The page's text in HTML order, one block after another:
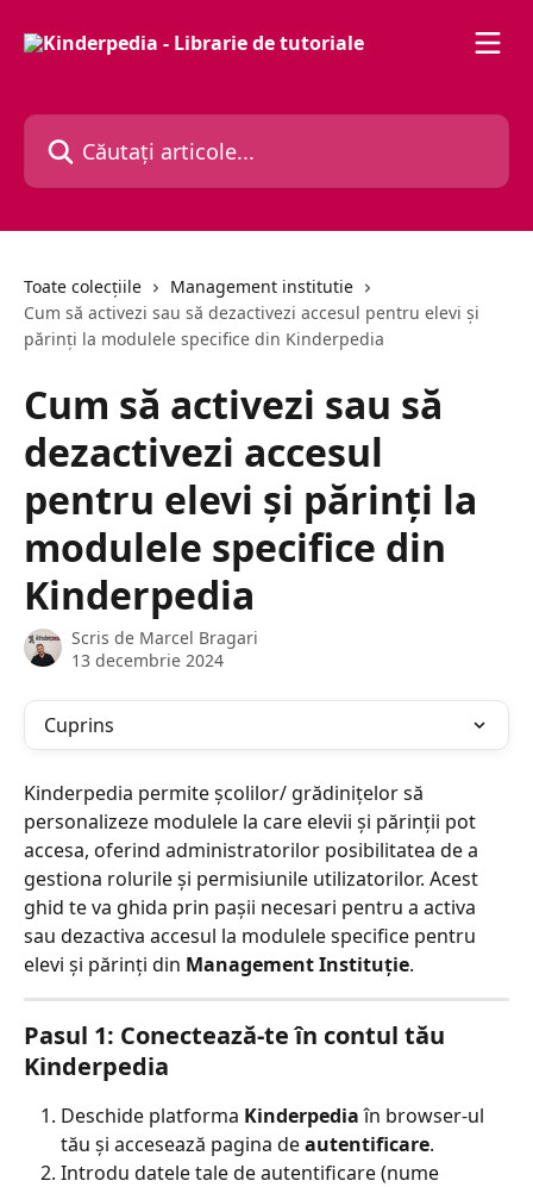
Căutați articole...
Toate colecțiile
Management institutie
Cum să activezi sau să dezactivezi accesul pentru elevi și
părinți la modulele specifice din Kinderpedia
Cum să activezi sau să
dezactivezi accesul
pentru elevi și părinți la
modulele specifice din
Kinderpedia
Scris de Marcel Bragari
13 decembrie 2024
Cuprins
Kinderpedia permite școlilor/ grădinițelor să
personalizeze modulele la care elevii și părinții pot
accesa, oferind administratorilor posibilitatea de a
gestiona rolurile și permisiunile utilizatorilor. Acest
ghid te va ghida prin pașii necesari pentru a activa
sau dezactiva accesul la modulele specifice pentru
elevi și părinți din Management Instituție.
Pasul 1: Conectează-te în contul tău
Kinderpedia
Deschide platforma Kinderpedia în browser-ul
tău și accesează pagina de autentificare.
Introdu datele tale de autentificare (nume